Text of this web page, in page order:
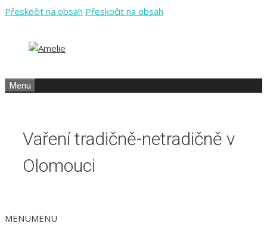
Přeskočit na obsah Přeskočit na obsah
Menu
Vaření tradičně-netradičně v
Olomouci
MENUMENU